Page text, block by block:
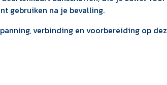
gebruiken na je bevalling.
verbinding en voorbereiding op